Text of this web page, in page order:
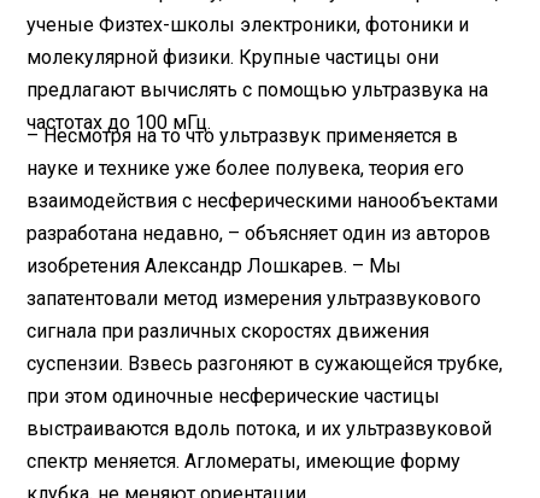
ученые Физтех-школы электроники, фотоники и
молекулярной физики. Крупные частицы они
предлагают вычислять с помощью ультразвука на
частотах до 100 мГц.
– Несмотря на то что ультразвук применяется в
науке и технике уже более полувека, теория его
взаимодействия с несферическими нанообъектами
разработана недавно, – объясняет один из авторов
изобретения Александр Лошкарев. – Мы
запатентовали метод измерения ультразвукового
сигнала при различных скоростях движения
суспензии. Взвесь разгоняют в сужающейся трубке,
при этом одиночные несферические частицы
выстраиваются вдоль потока, и их ультразвуковой
спектр меняется. Агломераты, имеющие форму